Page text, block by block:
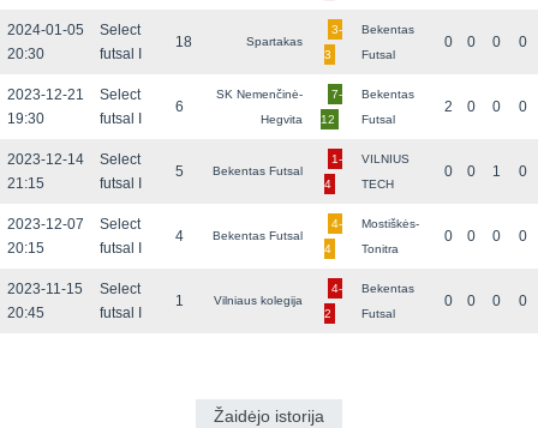
2024-01-05
20:30
Select
futsal I
18 Spartakas
3-
3
Bekentas
Futsal
0 0 0 0
2023-12-21
19:30
Select
futsal I
6
SK Nemenčinė-
Hegvita
7-
12
Bekentas
Futsal
2 0 0 0
2023-12-14
21:15
Select
futsal I
5 Bekentas Futsal
1-
4
VILNIUS
TECH
0 0 1 0
2023-12-07
20:15
Select
futsal I
4 Bekentas Futsal
4-
4
Mostiškės-
Tonitra
0 0 0 0
2023-11-15
20:45
Select
futsal I
1 Vilniaus kolegija
4-
2
Bekentas
Futsal
0 0 0 0
Žaidėjo istorija